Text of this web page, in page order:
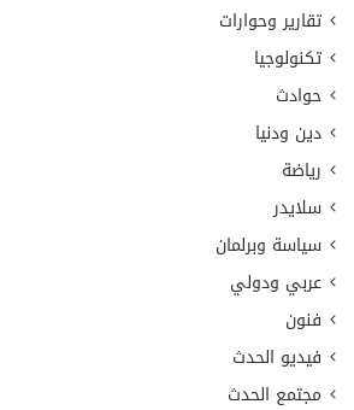
تقارير وحوارات
تكنولوجيا
حوادث
دين ودنيا
رياضة
سلايدر
سياسة وبرلمان
عربي ودولي
فنون
فيديو الحدث
مجتمع الحدث